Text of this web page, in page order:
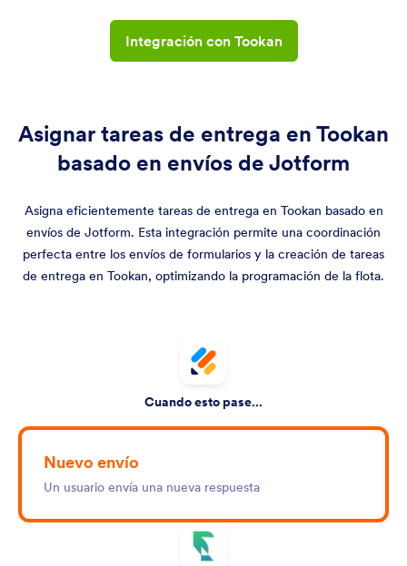
Integración con Tookan
Asignar tareas de entrega en Tookan
basado en envíos de Jotform
Asigna eficientemente tareas de entrega en Tookan basado en
envíos de Jotform. Esta integración permite una coordinación
perfecta entre los envíos de formularios y la creación de tareas
de entrega en Tookan, optimizando la programación de la flota.
Cuando esto pase...
Nuevo envío
Un usuario envía una nueva respuesta